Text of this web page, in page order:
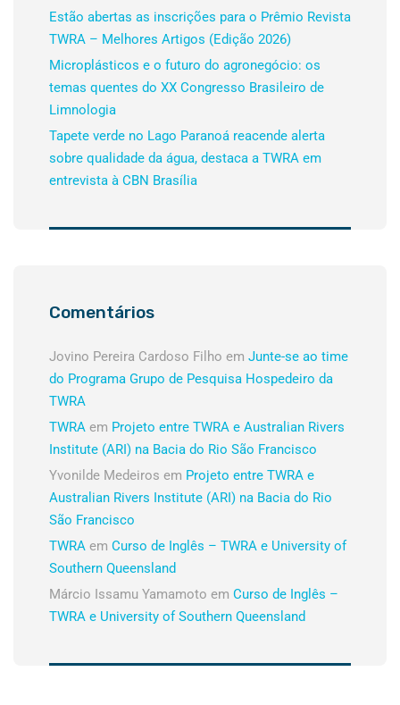
Estão abertas as inscrições para o Prêmio Revista
TWRA – Melhores Artigos (Edição 2026)
Microplásticos e o futuro do agronegócio: os
temas quentes do XX Congresso Brasileiro de
Limnologia
Tapete verde no Lago Paranoá reacende alerta
sobre qualidade da água, destaca a TWRA em
entrevista à CBN Brasília
Comentários
Jovino Pereira Cardoso Filho em Junte-se ao time
do Programa Grupo de Pesquisa Hospedeiro da
TWRA
TWRA em Projeto entre TWRA e Australian Rivers
Institute (ARI) na Bacia do Rio São Francisco
Yvonilde Medeiros em Projeto entre TWRA e
Australian Rivers Institute (ARI) na Bacia do Rio
São Francisco
TWRA em Curso de Inglês – TWRA e University of
Southern Queensland
Márcio Issamu Yamamoto em Curso de Inglês –
TWRA e University of Southern Queensland